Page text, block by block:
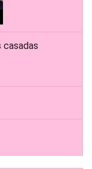
casadas